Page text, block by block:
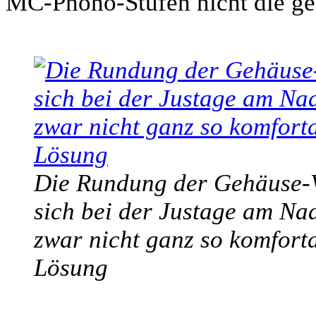
Die Rundung der
sich bei der Justage am
zwar nicht ganz so
Lösung